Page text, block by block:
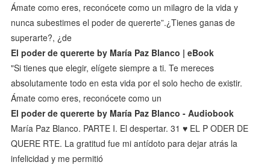
Ámate como eres, reconócete como un milagro de la vida y
nunca subestimes el poder de quererte”.¿Tienes ganas de
superarte?, ¿de
El poder de quererte by María Paz Blanco | eBook
"Si tienes que elegir, elígete siempre a ti. Te mereces
absolutamente todo en esta vida por el solo hecho de existir.
Ámate como eres, reconócete como un
El poder de quererte by María Paz Blanco - Audiobook
María Paz Blanco. PARTE I. El despertar. 31 ♥ EL P ODER DE
QUERE RTE. La gratitud fue mi antídoto para dejar atrás la
infelicidad y me permitió